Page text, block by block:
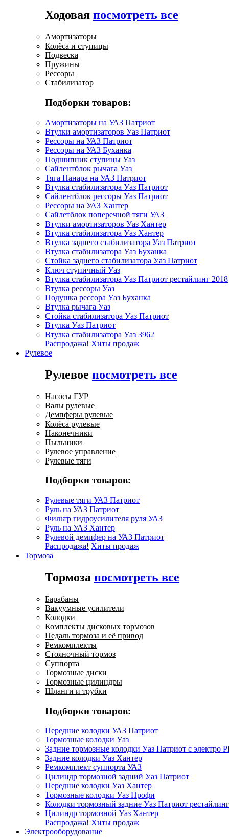
Ходовая посмотреть все
Амортизаторы
Колёса и ступицы
Подвеска
Пружины
Рессоры
Стабилизатор
Подборки товаров:
Амортизаторы на УАЗ Патриот
Втулки амортизаторов Уаз Патриот
Рессоры на УАЗ Патриот
Рессоры на УАЗ Буханка
Подшипник ступицы Уаз
Сайлентблок рычага Уаз
Тяга Панара на УАЗ Патриот
Втулка стабилизатора Уаз Патриот
Сайлентблок рессоры Уаз Патриот
Рессоры на УАЗ Хантер
Сайлетблок поперечной тяги УАЗ
Втулки амортизаторов Уаз Хантер
Втулка стабилизатора Уаз Хантер
Втулка заднего стабилизатора Уаз Патриот
Втулка стабилизатора Уаз Буханка
Стойка заднего стабилизатора Уаз Патриот
Ключ ступичный Уаз
Втулка стабилизатора Уаз Патриот рестайлинг 2018
Втулка рессоры Уаз
Подушка рессора Уаз Буханка
Втулка рычага Уаз
Стойка стабилизатора Уаз Патриот
Втулка Уаз Патриот
Втулка стабилизатора Уаз 3962
Распродажа! Хиты продаж
Рулевое
Рулевое посмотреть все
Насосы ГУР
Валы рулевые
Демпферы рулевые
Колёса рулевые
Наконечники
Пыльники
Рулевое управление
Рулевые тяги
Подборки товаров:
Рулевые тяги УАЗ Патриот
Руль на УАЗ Патриот
Фильтр гидроусилителя руля УАЗ
Руль на УАЗ Хантер
Рулевой демпфер на УАЗ Патриот
Распродажа! Хиты продаж
Тормоза
Тормоза посмотреть все
Барабаны
Вакуумные усилители
Колодки
Комплекты дисковых тормозов
Педаль тормоза и её привод
Ремкомплекты
Стояночный тормоз
Суппорта
Тормозные диски
Тормозные цилиндры
Шланги и трубки
Подборки товаров:
Передние колодки УАЗ Патриот
Тормозные колодки Уаз
Задние тормозные колодки Уаз Патриот с электро
Задние колодки Уаз Хантер
Ремкомплект суппорта УАЗ
Цилиндр тормозной задний Уаз Патриот
Передние колодки Уаз Хантер
Тормозные колодки Уаз Профи
Колодки тормозный задние Уаз Патриот
Цилиндр тормозной Уаз Хантер
Распродажа! Хиты продаж
Электрооборудование